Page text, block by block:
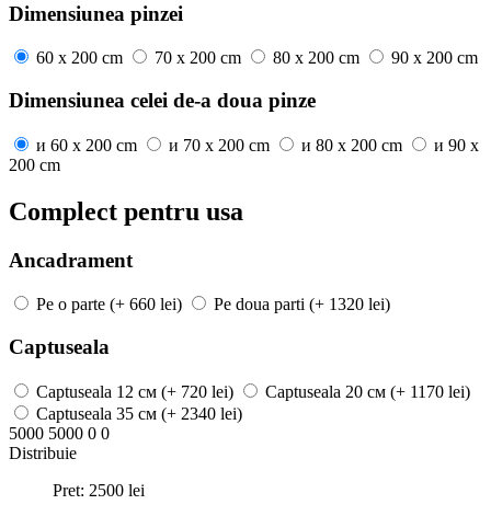
Dimensiunea pinzei
60 x 200 cm 70 x 200 cm 80 x 200 cm 90 x 200 cm
Dimensiunea celei de-a doua pinze
и 60 x 200 cm и 70 x 200 cm и 80 x 200 cm и 90 x
200 cm
Complect pentru usa
Ancadrament
Pe o parte (+ 660 lei) Pe doua parti (+ 1320 lei)
Captuseala
Captuseala 12 см (+ 720 lei) Captuseala 20 см (+ 1170 lei)
Captuseala 35 см (+ 2340 lei)
5000 5000 0 0
Distribuie
Pret: 2500 lei